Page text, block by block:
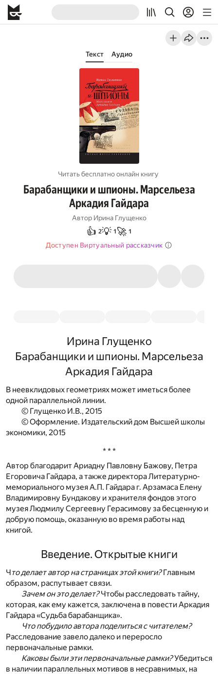
Текст Аудио
Читать бесплатно онлайн книгу
Барабанщики и шпионы. Марсельеза
Аркадия Гайдара
Автор Ирина Глущенко
👍 2💡 1 🚀 1
Доступен Виртуальный рассказчик
Ирина Глущенко
Барабанщики и шпионы. Марсельеза
Аркадия Гайдара
В неевклидовых геометриях может иметься более
одной параллельной линии.
© Глущенко И.В., 2015
© Оформление. Издательский дом Высшей школы
экономики, 2015
* * *
Автор благодарит Ариадну Павловну Бажову, Петра
Егоровича Гайдара, а также директора Литературно-
мемориального музея А.П. Гайдара г. Арзамаса Елену
Владимировну Бундакову и хранителя фондов этого
музея Людмилу Сергеевну Герасимову за бесценную и
добрую помощь, оказанную во время работы над
книгой.
Введение. Открытые книги
Что делает автор на страницах этой книги?Главным
образом, распутывает связи.
Зачем он это делает?Чтобы расследовать тайну,
которая, как ему кажется, заключена в повести Аркадия
Гайдара «Судьба барабанщика».
Что побудило автора поделиться с читателем?
Расследование завело далеко и переросло
первоначальные рамки.
Каковы были эти первоначальные рамки?Убедиться
в наличии параллельных мотивов в несравнимых, на